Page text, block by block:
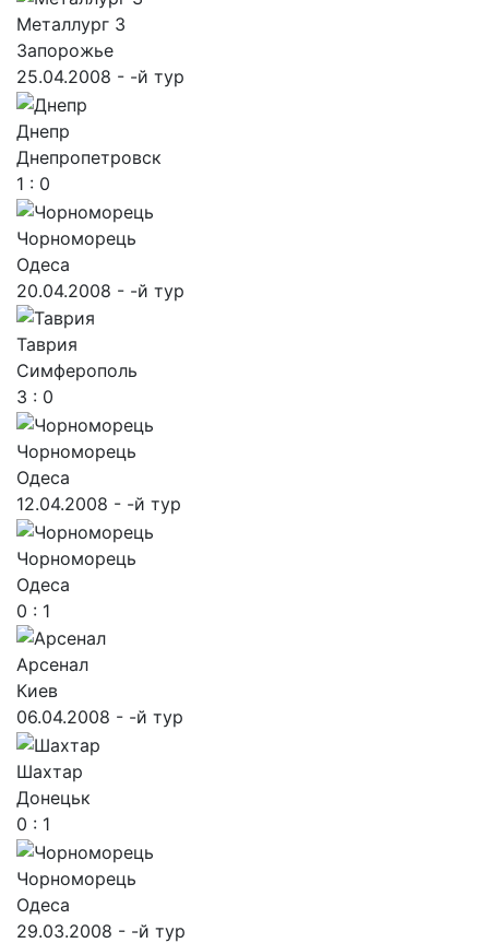
Металлург З
Запорожье
25.04.2008 - -й тур
Днепр
Днепропетровск
1 : 0
Чорноморець
Одеса
20.04.2008 - -й тур
Таврия
Симферополь
3 : 0
Чорноморець
Одеса
12.04.2008 - -й тур
Чорноморець
Одеса
0 : 1
Арсенал
Киев
06.04.2008 - -й тур
Шахтар
Донецьк
0 : 1
Чорноморець
Одеса
29.03.2008 - -й тур